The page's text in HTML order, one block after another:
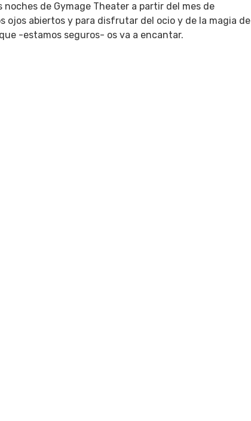
de Gymage Theater a partir del mes de
ojos abiertos y para disfrutar del ocio y de la magia de
-estamos seguros- os va a encantar.